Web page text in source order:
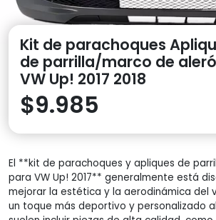
Kit de parachoques
de parrilla/marco de
VW Up! 2017 2018
$9.985
El **kit de parachoques y apliques de
para VW Up! 2017** generalmente está
mejorar la estética y la aerodinámica del
un toque más deportivo y personalizado